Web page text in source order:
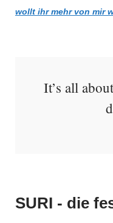
wollt ihr mehr von mir
It’s all
SURI - die